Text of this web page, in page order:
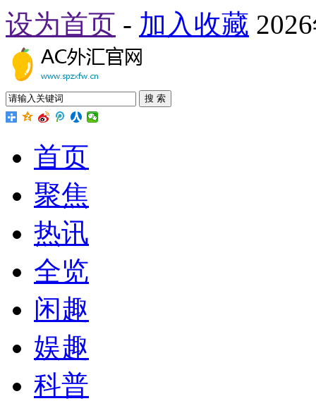
设为首页 - 加入收藏
搜 索
首页
聚焦
热讯
全览
闲趣
娱趣
科普